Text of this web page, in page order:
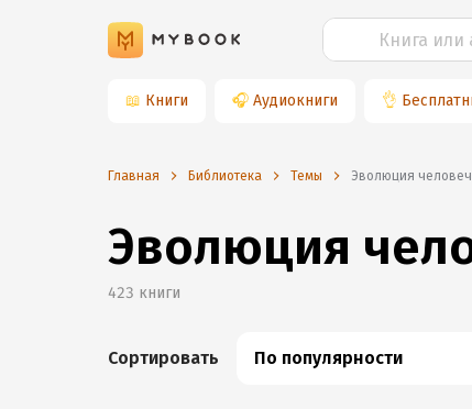
📖 Книги 🎧 Аудиокниги 👌
Главная Библиотека Темы эволюция
Эволюция
423 книги
Сортировать По популярности